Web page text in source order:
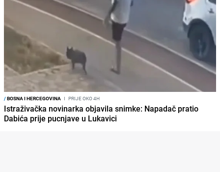
/BOSNA I HERCEGOVINA I PRIJE OKO 4H
Istraživačka novinarka objavila snimke: Napadač pratio
Dabića prije pucnjave u Lukavici